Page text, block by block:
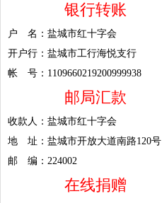
银行转账
户 名：盐城市红十字会
开户行：盐城市工行海悦支行
帐 号：1109660219200999938
邮局汇款
收款人：盐城市红十字会
地 址：盐城市开放大道南路120号
邮 编：224002
在线捐赠